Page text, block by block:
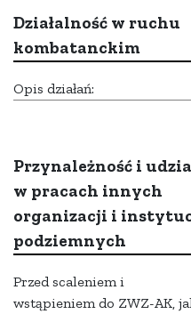
Działalność w ruchu
kombatanckim
Opis działań:
Przynależność i
w pracach innych
organizacji i
podziemnych
Przed scaleniem i
wstąpieniem do ZWZ-AK,